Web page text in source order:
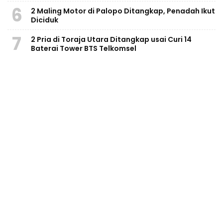
6
2 Maling Motor di Palopo Ditangkap, Penadah Ikut
Diciduk
7
2 Pria di Toraja Utara Ditangkap usai Curi 14
Baterai Tower BTS Telkomsel